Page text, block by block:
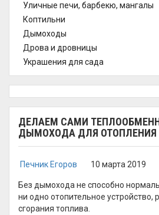
Уличные печи, барбекю, мангалы
Коптильни
Дымоходы
Дрова и дровницы
Украшения для сада
ДЕЛАЕМ САМИ
ДЫМОХОДА ДЛЯ ОТОПЛЕНИЯ
Печник Егоров 10 марта 2019
Без дымохода не способно
ни одно отопительное устройство,
сгорания топлива.